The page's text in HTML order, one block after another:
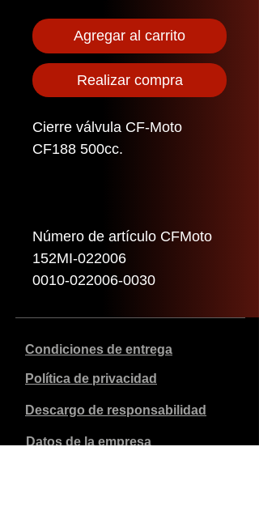
Agregar al carrito
Realizar compra
Cierre válvula CF-Moto
CF188 500cc.
Número de artículo CFMoto
152MI-022006
0010-022006-0030
Condiciones de entrega
Política de privacidad
Descargo de responsabilidad
Datos de la empresa